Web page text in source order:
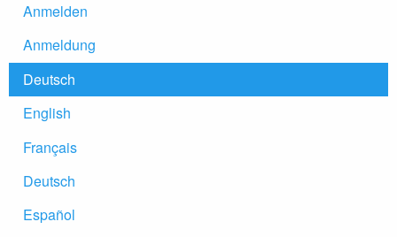
Anmelden
Anmeldung
Deutsch
English
Français
Deutsch
Español